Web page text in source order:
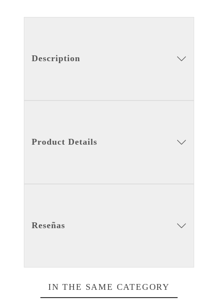
Description
Product Details
Reseñas
IN THE SAME CATEGORY